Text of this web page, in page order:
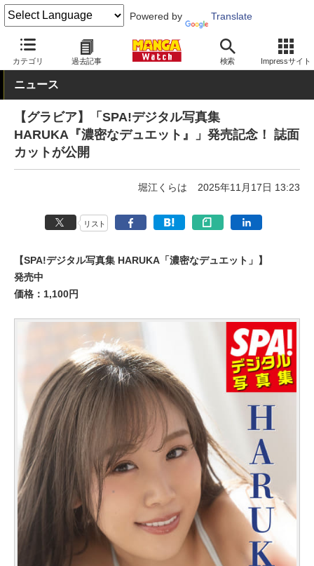
Powered by Translate
カテゴリ 過去記事 検索 Impressサイト
MANGA Watch グラビア
ニュース
【グラビア】「SPA!デジタル写真集
HARUKA『濃密なデュエット』」発売記念！ 誌面
カットが公開
堀江くらは 2025年11月17日 13:23
リスト
【SPA!デジタル写真集 HARUKA「濃密なデュエット」】
発売中
価格：1,100円